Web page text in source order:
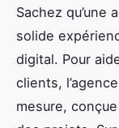
Sachez qu’une
solide
digital. Pour
clients,
mesure,